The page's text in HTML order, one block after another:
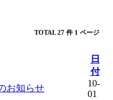
TOTAL 27 件 1 ページ
日
付
お知らせ
10-
01